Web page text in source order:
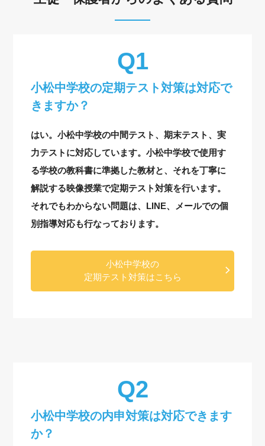
小松中学校の定期テスト対策は対応で
きますか？
はい。小松中学校の中間テスト、期末テスト、実
力テストに対応しています。小松中学校で使用す
る学校の教科書に準拠した教材と、それを丁寧に
解説する映像授業で定期テスト対策を行います。
それでもわからない問題は、LINE、メールでの個
別指導対応も行なっております。
小松中学校の
定期テスト対策はこちら
小松中学校の内申対策は対応できます
か？